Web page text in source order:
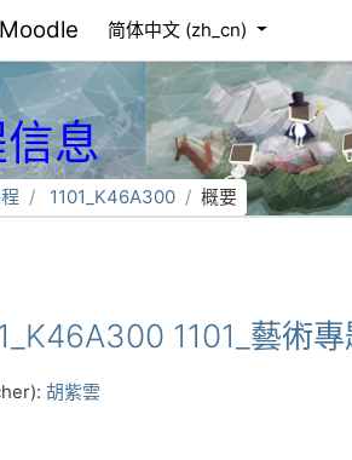
简体中文 ‎(zh_cn)‎
息
1101_K46A300 概要
1101_藝術
胡紫雲